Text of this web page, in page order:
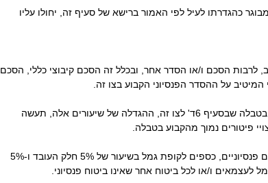
כהגדרתו לעיל לפי האמור ברישא של סעיף זה, יחולו עליו
לרבות הסכם ו/או הסדר אחר, ובכלל זה הסכם קיבוצי כללי, הסכם
המיטיב על ההסדר הפנסיוני הקבוע בצו זה.
במקרה שבו שיעורי ההפרשות לתגמולים (חלק העובד וחלק המעביד) נמוכים מהשיעורים הקבועים בטבלה שבסעיף 6ד' לצו זה, ההגדלה של שיעורים אלה, תעשה
פיטורים נמוך מהקבוע בטבלה.
ב. אין בצו זה כדי לפגוע ו/או לגרוע ו/או למעט מזכותו של מי שמופרשים בגין רכיבי שכרו שאינם פנסיוניים, כספים לקופת גמל בשיעור של 5% חלק העובד ו-5%
לעצמאים ו/או לכל ביטוח אחר שאינו ביטוח פנסיוני.